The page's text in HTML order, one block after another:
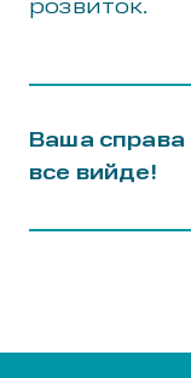
розвиток.
Ваша справа
все вийде!